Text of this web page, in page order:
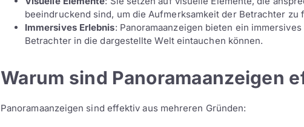
beeindruckend sind, um die Aufmerksamkeit der Betrachter zu
Immersives Erlebnis: Panoramaanzeigen bieten ein
Betrachter in die dargestellte Welt eintauchen können.
Warum sind Panoramaanzeigen
Panoramaanzeigen sind effektiv aus mehreren Gründen: